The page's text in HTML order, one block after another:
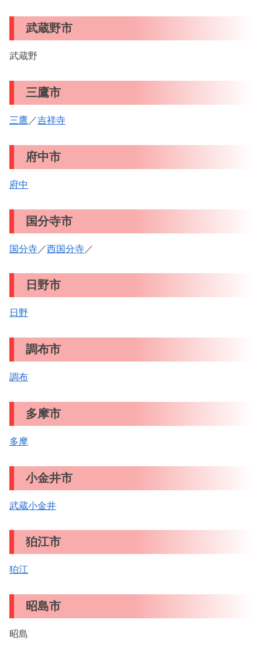
武蔵野市
武蔵野
三鷹市
三鷹 ／吉祥寺
府中市
府中
国分寺市
国分寺 ／西国分寺 ／
日野市
日野
調布市
調布
多摩市
多摩
小金井市
武蔵小金井
狛江市
狛江
昭島市
昭島